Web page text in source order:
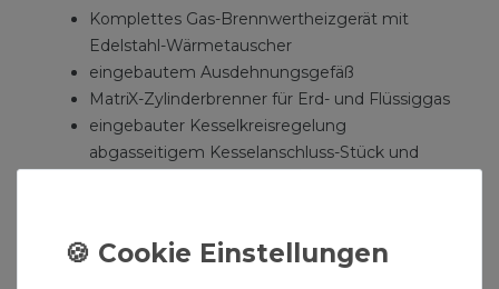
Komplettes Gas-Brennwertheizgerät mit
Edelstahl-Wärmetauscher
eingebautem Ausdehnungsgefäß
MatriX-Zylinderbrenner für Erd- und Flüssiggas
eingebauter Kesselkreisregelung
abgasseitigem Kesselanschluss-Stück und
Optional mit Warmwasserspeicher
120, 150 oder 200 Liter